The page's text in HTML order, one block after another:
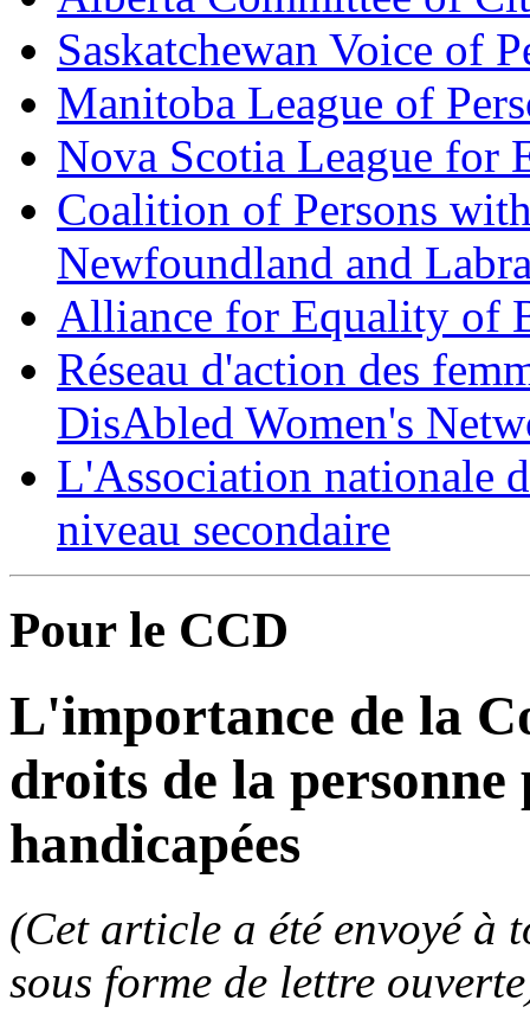
Saskatchewan Voice of
Manitoba League of
Nova Scotia League for
Coalition of Persons
Newfoundland and
Alliance for Equality of
Réseau d'action des
DisAbled Women's
L'Association nationale
niveau secondaire
Pour le CCD
L'importance de la
droits de la personne
handicapées
(Cet article a été envoyé à
sous forme de lettre